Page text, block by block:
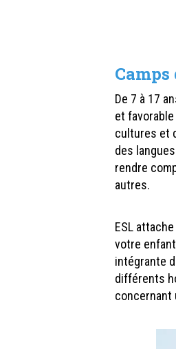
De 7 à 17
et
cultures et
des
rendre
autres.
ESL
votre
intégrante
différents
concernant